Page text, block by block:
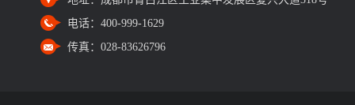
电话： 400-999-1629
传真： 028-83626796